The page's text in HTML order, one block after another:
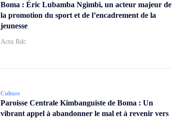
Boma : Éric Lubamba Ngimbi, un acteur majeur de
la promotion du sport et de l’encadrement de la
jeunesse
Actu Rdc
Culture
Paroisse Centrale Kimbanguiste de Boma : Un
vibrant appel à abandonner le mal et à revenir vers